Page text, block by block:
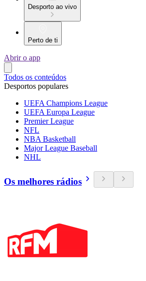
Desporto ao vivo
Perto de ti
Abrir o app
Todos os conteúdos
Desportos populares
UEFA Champions League
UEFA Europa League
Premier League
NFL
NBA Basketball
Major League Baseball
NHL
Os melhores rádios